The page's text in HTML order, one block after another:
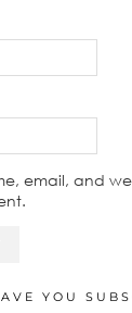
email, and
YOU